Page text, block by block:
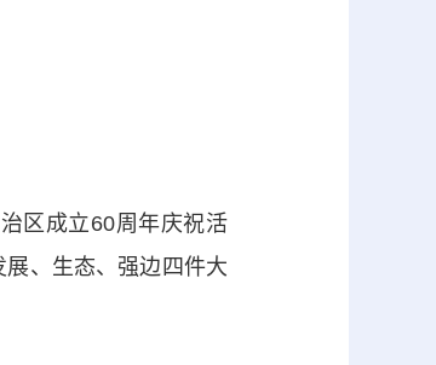
区成立60周年庆祝活
、生态、强边四件大